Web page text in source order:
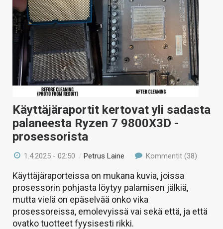
Käyttäjäraportit kertovat yli sadasta
palaneesta Ryzen 7 9800X3D -
prosessorista
1.4.2025 - 02:50 /Petrus Laine Kommentit (38)
Käyttäjäraporteissa on mukana kuvia, joissa
prosessorin pohjasta löytyy palamisen jälkiä,
mutta vielä on epäselvää onko vika
prosessoreissa, emolevyissä vai sekä että, ja että
ovatko tuotteet fyysisesti rikki.